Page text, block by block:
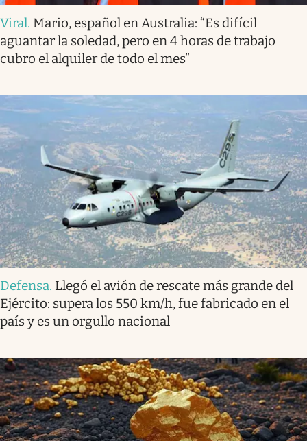
Viral. Mario, español en Australia: “Es difícil
aguantar la soledad, pero en 4 horas de trabajo
cubro el alquiler de todo el mes”
Defensa. Llegó el avión de rescate más grande del
Ejército: supera los 550 km/h, fue fabricado en el
país y es un orgullo nacional